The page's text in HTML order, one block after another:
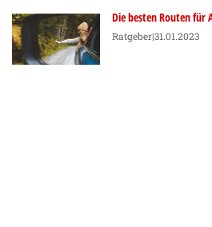
Die besten Routen für
Ratgeber|31.01.2023